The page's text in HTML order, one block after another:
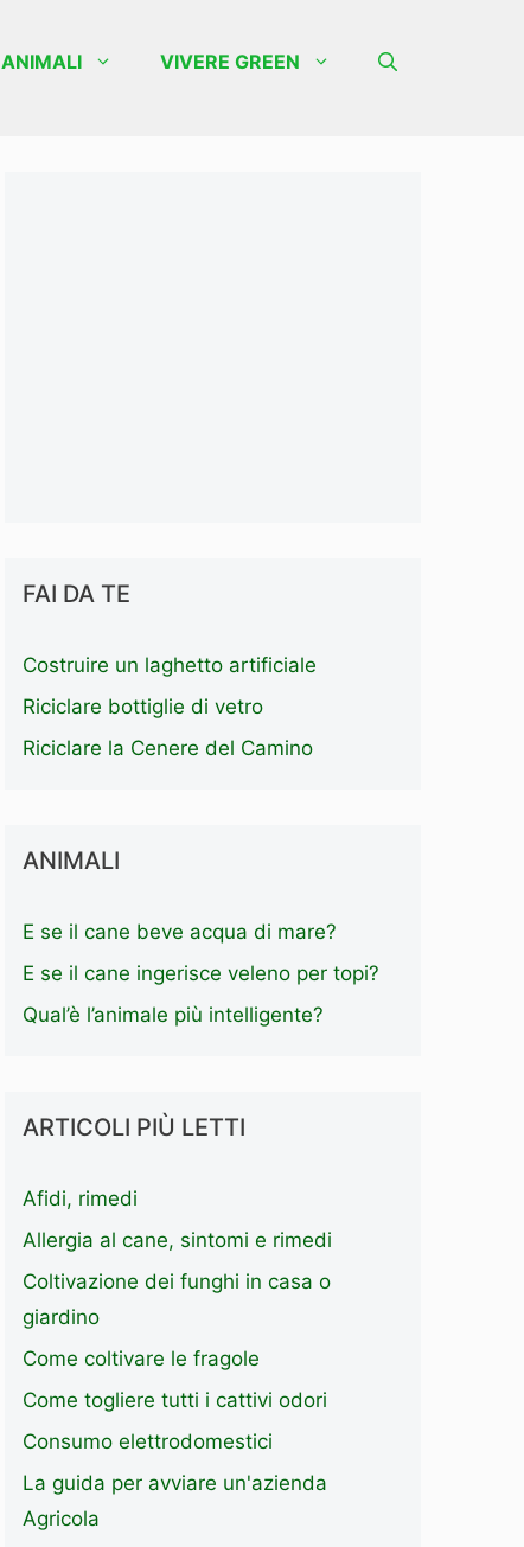
ANIMALI VIVERE GREEN
FAI DA TE
Costruire un laghetto artificiale
Riciclare bottiglie di vetro
Riciclare la Cenere del Camino
ANIMALI
E se il cane beve acqua di mare?
E se il cane ingerisce veleno per topi?
Qual’è l’animale più intelligente?
ARTICOLI PIÙ LETTI
Afidi, rimedi
Allergia al cane, sintomi e rimedi
Coltivazione dei funghi in casa o
giardino
Come coltivare le fragole
Come togliere tutti i cattivi odori
Consumo elettrodomestici
La guida per avviare un'azienda
Agricola